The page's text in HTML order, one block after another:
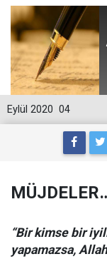
04
Eylül 2020
“Bir kimse bir
yapamazsa,